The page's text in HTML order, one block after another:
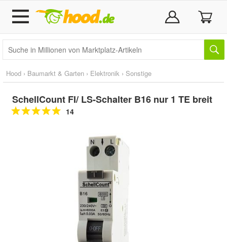
Hood › Baumarkt & Garten › Elektronik › Sonstige
SchellCount FI/ LS-Schalter B16 nur 1 TE breit
14